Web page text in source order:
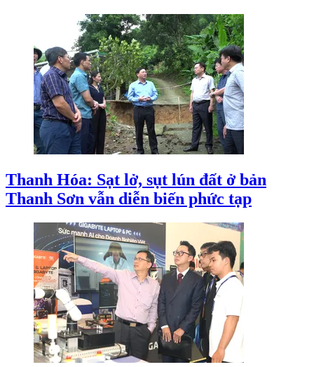
Thanh Hóa: Sạt lở, sụt lún đất ở bản
Thanh Sơn vẫn diễn biến phức tạp